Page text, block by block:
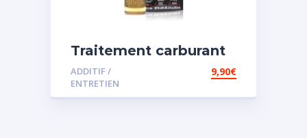
Traitement carburant
spécial essence
ADDITIF /
ENTRETIEN
9,90€